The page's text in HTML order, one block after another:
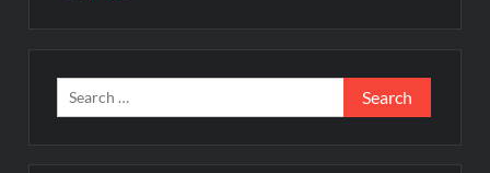
Search
for: